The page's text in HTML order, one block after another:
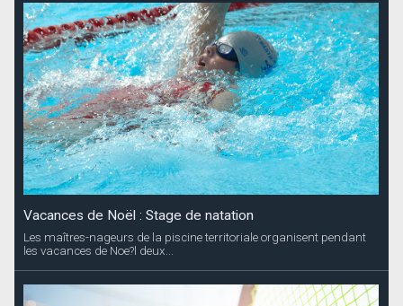
Vacances de Noël : Stage de natation
Les maîtres-nageurs de la piscine territoriale organisent pendant
les vacances de Noe?l deux...